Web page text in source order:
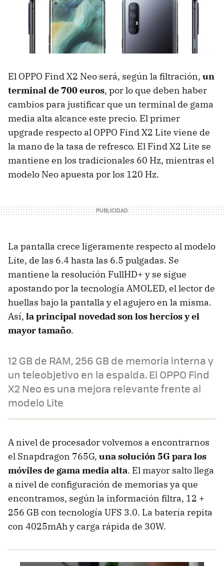
El OPPO Find X2 Neo será, según la filtración, un
terminal de 700 euros, por lo que deben haber
cambios para justificar que un terminal de gama
media alta alcance este precio. El primer
upgrade respecto al OPPO Find X2 Lite viene de
la mano de la tasa de refresco. El Find X2 Lite se
mantiene en los tradicionales 60 Hz, mientras el
modelo Neo apuesta por los 120 Hz.
La pantalla crece ligeramente respecto al modelo
Lite, de las 6.4 hasta las 6.5 pulgadas. Se
mantiene la resolución FullHD+ y se sigue
apostando por la tecnología AMOLED, el lector de
huellas bajo la pantalla y el agujero en la misma.
Así, la principal novedad son los hercios y el
mayor tamaño.
12 GB de RAM, 256 GB de memoria interna y
un teleobjetivo en la espalda. El OPPO Find
X2 Neo es una mejora relevante frente al
modelo Lite
A nivel de procesador volvemos a encontrarnos
el Snapdragon 765G, una solución 5G para los
móviles de gama media alta. El mayor salto llega
a nivel de configuración de memorias ya que
encontramos, según la información filtra, 12 +
256 GB con tecnología UFS 3.0. La batería repita
con 4025mAh y carga rápida de 30W.